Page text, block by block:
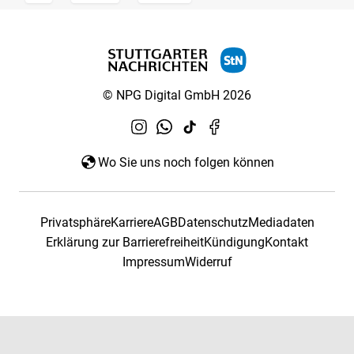
© NPG Digital GmbH 2026
Wo Sie uns noch folgen können
PrivatsphäreKarriereAGBDatenschutzMediadaten
Erklärung zur BarrierefreiheitKündigungKontakt
ImpressumWiderruf